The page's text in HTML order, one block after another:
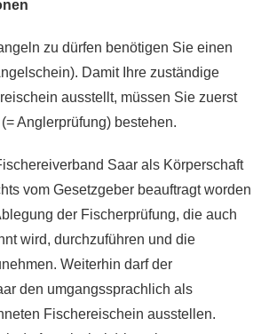
zu dürfen benötigen Sie einen
Damit Ihre zuständige
ausstellt, müssen Sie zuerst
Anglerprüfung) bestehen.
Saar als Körperschaft
vom Gesetzgeber beauftragt worden
der Fischerprüfung, die auch
wird, durchzuführen und die
Weiterhin darf der
den umgangssprachlich als
Fischereischein ausstellen.